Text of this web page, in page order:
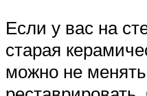
Если у вас на
старая
можно не